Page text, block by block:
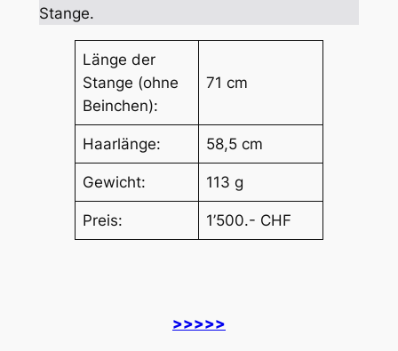
Stange.
Länge der
Stange (ohne
Beinchen):
71 cm
Haarlänge: 58,5 cm
Gewicht: 113 g
Preis: 1’500.- CHF
>>>>>